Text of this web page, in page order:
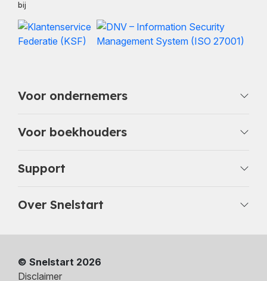
bij
Voor ondernemers
Voor boekhouders
Support
Over Snelstart
© Snelstart 2026
Disclaimer